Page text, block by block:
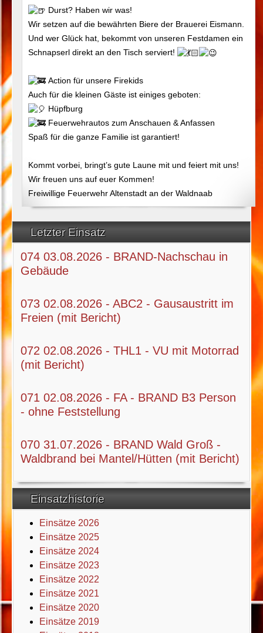
Letzter Einsatz
074 03.08.2026 - BRAND-Nachschau in
Gebäude
073 02.08.2026 - ABC2 - Gausaustritt im
Freien (mit Bericht)
072 02.08.2026 - THL1 - VU mit Motorrad
(mit Bericht)
071 02.08.2026 - FA - BRAND B3 Person
- ohne Feststellung
070 31.07.2026 - BRAND Wald Groß -
Waldbrand bei Mantel/Hütten (mit Bericht)
Einsatzhistorie
Einsätze 2026
Einsätze 2025
Einsätze 2024
Einsätze 2023
Einsätze 2022
Einsätze 2021
Einsätze 2020
Einsätze 2019
Durst? Haben wir was!
Wir setzen auf die bewährten Biere der Brauerei Eismann.
Und wer Glück hat, bekommt von unseren Festdamen ein
Schnapserl direkt an den Tisch serviert!
Action für unsere Firekids
Auch für die kleinen Gäste ist einiges geboten:
Hüpfburg
Feuerwehrautos zum Anschauen & Anfassen
Spaß für die ganze Familie ist garantiert!
Kommt vorbei, bringt’s gute Laune mit und feiert mit uns!
Wir freuen uns auf euer Kommen!
Freiwillige Feuerwehr Altenstadt an der Waldnaab